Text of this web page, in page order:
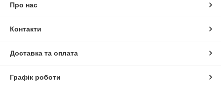
Про нас
Контакти
Доставка та оплата
Графік роботи